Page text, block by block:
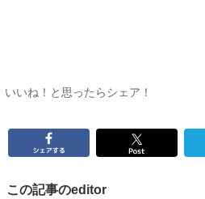
いいね！と思ったらシェア！
この記事のeditor